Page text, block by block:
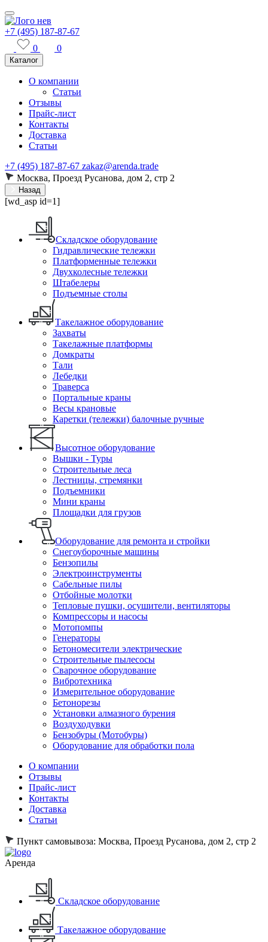
+7 (495) 187-87-67
0
0
Каталог
О компании
Статьи
Отзывы
Прайс-лист
Контакты
Доставка
Статьи
+7 (495) 187-87-67 zakaz@arenda.trade
Москва, Проезд Русанова, дом 2, стр 2
Назад
[wd_asp id=1]
Складское оборудование
Гидравлические тележки
Платформенные тележки
Двухколесные тележки
Штабелеры
Подъемные столы
Такелажное оборудование
Захваты
Такелажные платформы
Домкраты
Тали
Лебедки
Траверса
Портальные краны
Весы крановые
Каретки (тележки) балочные ручные
Высотное оборудование
Вышки - Туры
Строительные леса
Лестницы, стремянки
Подъемники
Мини краны
Площадки для грузов
Оборудование для ремонта и стройки
Снегоуборочные машины
Бензопилы
Электроинструменты
Сабельные пилы
Отбойные молотки
Тепловые пушки, осушители, вентиляторы
Компрессоры и насосы
Мотопомпы
Генераторы
Бетономесители электрические
Строительные пылесосы
Сварочное оборудование
Вибротехника
Измерительное оборудование
Бетонорезы
Установки алмазного бурения
Воздуходувки
Бензобуры (Мотобуры)
Оборудование для обработки пола
О компании
Отзывы
Прайс-лист
Контакты
Доставка
Статьи
Пункт самовывоза: Москва, Проезд Русанова, дом 2, стр 2
Аренда
Складское оборудование
Такелажное оборудование